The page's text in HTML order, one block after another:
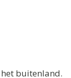
buitenland.